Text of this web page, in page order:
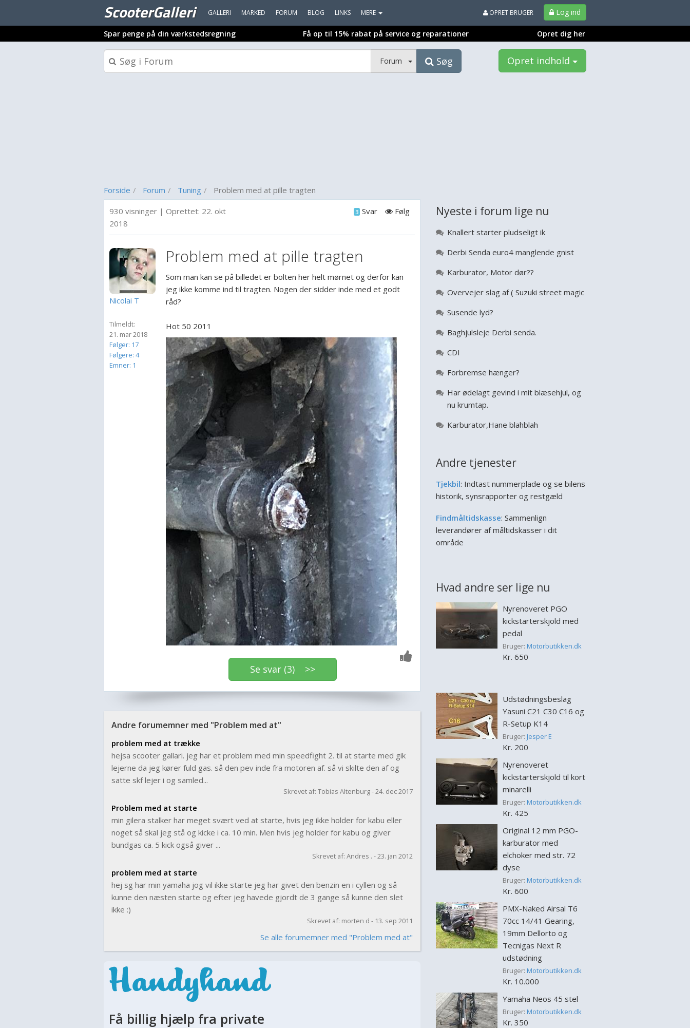
ScooterGalleri GALLERI MARKED FORUM BLOG LINKS MERE Log ind
OPRET BRUGER
Spar penge på din værkstedsregning Få op til 15% rabat på service og reparationer Opret dig her
Forum Søg Opret indhold
Forside Forum Tuning Problem med at pille tragten
930 visninger | Oprettet: 22. okt
2018
Følg
3 Svar
Nicolai T
Tilmeldt:
21. mar 2018
Følger: 17
Følgere: 4
Emner: 1
Problem med at pille tragten
Som man kan se på billedet er bolten her helt mørnet og derfor kan
jeg ikke komme ind til tragten. Nogen der sidder inde med et godt
råd?
Hot 50 2011
Se svar (3) >>
Andre forumemner med "Problem med at"
problem med at trække
hejsa scooter gallari. jeg har et problem med min speedfight 2. til at starte med gik
lejerne da jeg kører fuld gas. så den pev inde fra motoren af. så vi skilte den af og
satte skf lejer i og samled...
Skrevet af: Tobias Altenburg - 24. dec 2017
Problem med at starte
min gilera stalker har meget svært ved at starte, hvis jeg ikke holder for kabu eller
noget så skal jeg stå og kicke i ca. 10 min. Men hvis jeg holder for kabu og giver
bundgas ca. 5 kick også giver ...
Skrevet af: Andres . - 23. jan 2012
problem med at starte
hej sg har min yamaha jog vil ikke starte jeg har givet den benzin en i cyllen og så
kunne den næsten starte og efter jeg havede gjordt de 3 gange så kunne den slet
ikke :)
Skrevet af: morten d - 13. sep 2011
Se alle forumemner med "Problem med at"
Få billig hjælp fra private
Nyeste i forum lige nu
Knallert starter pludseligt ik
Derbi Senda euro4 manglende gnist
Karburator, Motor dør??
Overvejer slag af ( Suzuki street magic
Susende lyd?
Baghjulsleje Derbi senda.
CDI
Forbremse hænger?
Har ødelagt gevind i mit blæsehjul, og
nu krumtap.
Karburator,Hane blahblah
Andre tjenester
Tjekbil: Indtast nummerplade og se bilens
historik, synsrapporter og restgæld
Findmåltidskasse: Sammenlign
leverandører af måltidskasser i dit
område
Hvad andre ser lige nu
Nyrenoveret PGO
kickstarterskjold med
pedal
Bruger: Motorbutikken.dk
Kr. 650
Udstødningsbeslag
Yasuni C21 C30 C16 og
R-Setup K14
Bruger: Jesper E
Kr. 200
Nyrenoveret
kickstarterskjold til kort
minarelli
Bruger: Motorbutikken.dk
Kr. 425
Original 12 mm PGO-
karburator med
elchoker med str. 72
dyse
Bruger: Motorbutikken.dk
Kr. 600
PMX-Naked Airsal T6
70cc 14/41 Gearing,
19mm Dellorto og
Tecnigas Next R
udstødning
Bruger: Motorbutikken.dk
Kr. 10.000
Yamaha Neos 45 stel
Bruger: Motorbutikken.dk
Kr. 350